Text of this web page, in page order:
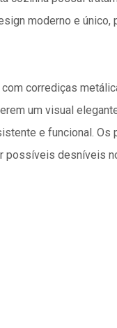
moderno e único,
corrediças
um visual
e funcional. Os
possíveis desníveis